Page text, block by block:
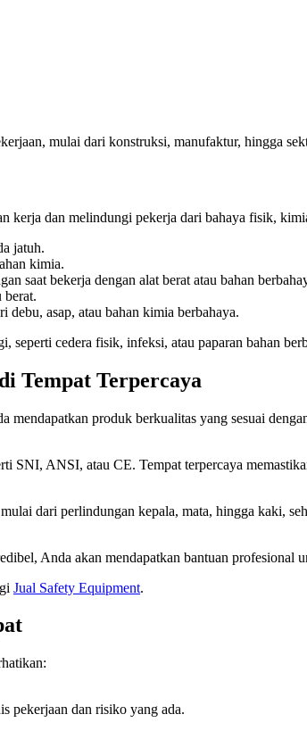
mulai dari konstruksi, manufaktur, hingga
kerja dan melindungi pekerja dari bahaya fisik,
jatuh.
kimia.
saat bekerja dengan alat berat atau bahan
berat.
debu, asap, atau bahan kimia berbahaya.
cedera fisik, infeksi, atau paparan bahan
Tempat Terpercaya
mendapatkan produk berkualitas yang sesuai
SNI, ANSI, atau CE. Tempat terpercaya
dari perlindungan kepala, mata, hingga kaki,
Anda akan mendapatkan bantuan profesional
Jual Safety Equipment.
pekerjaan dan risiko yang ada.